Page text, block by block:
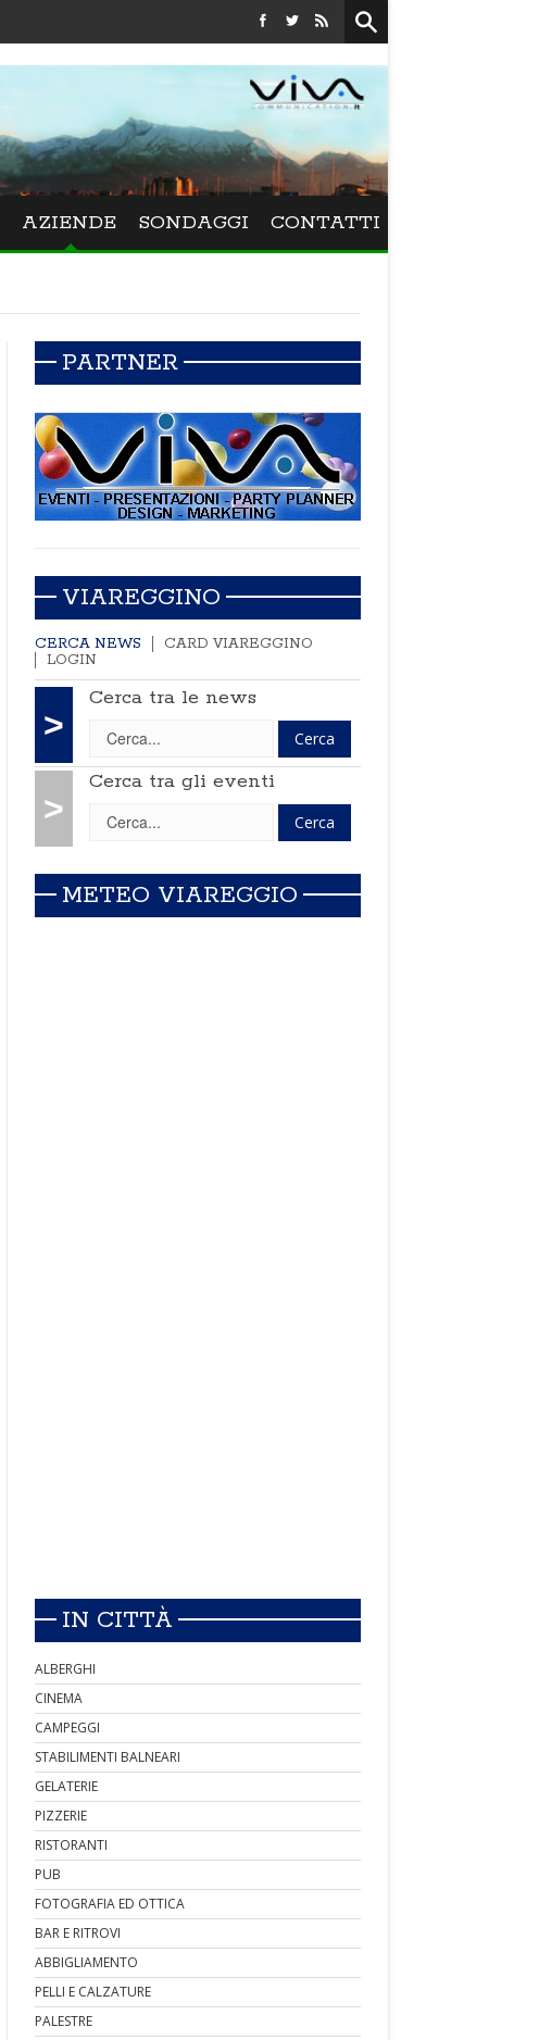
Festival La Versiliana - La direttrice lucchese Beatrice
AZIENDE SONDAGGI CONTATTI
PARTNER
VIAREGGINO
CERCA NEWS
CARD VIAREGGINO
LOGIN
>
Cerca tra le news
>
Cerca tra gli eventi
METEO VIAREGGIO
IN CITTÀ
ALBERGHI
CINEMA
CAMPEGGI
STABILIMENTI BALNEARI
GELATERIE
PIZZERIE
RISTORANTI
PUB
FOTOGRAFIA ED OTTICA
BAR E RITROVI
ABBIGLIAMENTO
PELLI E CALZATURE
PALESTRE